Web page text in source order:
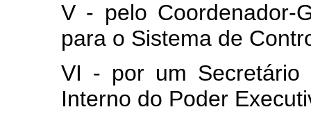
V - pelo Coordenador-
para o Sistema de
VI - por um Secretário
Interno do Poder